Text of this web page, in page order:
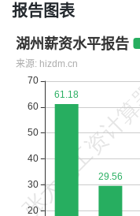
报告图表